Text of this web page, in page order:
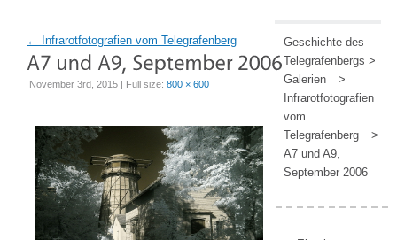
← Infrarotfotografien vom Telegrafenberg
November 3rd, 2015 | Full size: 800 × 600
Geschichte des
Telegrafenbergs >
Galerien
>
Infrarotfotografien
vom
Telegrafenberg
>
A7 und A9,
September 2006